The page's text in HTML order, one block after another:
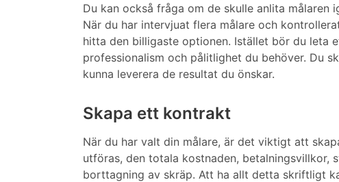
Du kan också fråga om de skulle anlita
När du har intervjuat flera målare och
hitta den billigaste optionen. Istället bör du leta
professionalism och pålitlighet du behöver. Du
kunna leverera de resultat du önskar.
Skapa ett kontrakt
När du har valt din målare, är det viktigt att
utföras, den totala kostnaden,
borttagning av skräp. Att ha allt detta skriftligt